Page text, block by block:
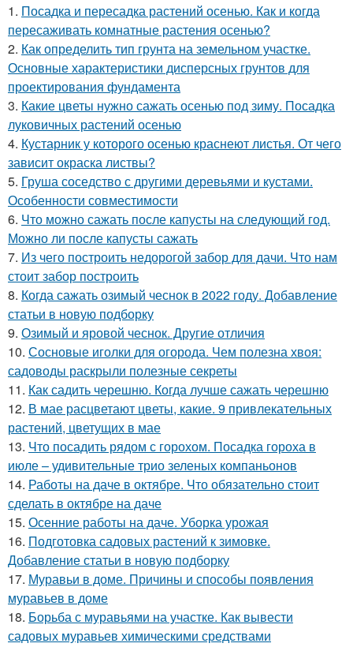
1. Посадка и пересадка растений осенью. Как и когда
пересаживать комнатные растения осенью?
2. Как определить тип грунта на земельном участке.
Основные характеристики дисперсных грунтов для
проектирования фундамента
3. Какие цветы нужно сажать осенью под зиму. Посадка
луковичных растений осенью
4. Кустарник у которого осенью краснеют листья. От чего
зависит окраска листвы?
5. Груша соседство с другими деревьями и кустами.
Особенности совместимости
6. Что можно сажать после капусты на следующий год.
Можно ли после капусты сажать
7. Из чего построить недорогой забор для дачи. Что нам
стоит забор построить
8. Когда сажать озимый чеснок в 2022 году. Добавление
статьи в новую подборку
9. Озимый и яровой чеснок. Другие отличия
10. Сосновые иголки для огорода. Чем полезна хвоя:
садоводы раскрыли полезные секреты
11. Как садить черешню. Когда лучше сажать черешню
12. В мае расцветают цветы, какие. 9 привлекательных
растений, цветущих в мае
13. Что посадить рядом с горохом. Посадка гороха в
июле – удивительные трио зеленых компаньонов
14. Работы на даче в октябре. Что обязательно стоит
сделать в октябре на даче
15. Осенние работы на даче. Уборка урожая
16. Подготовка садовых растений к зимовке.
Добавление статьи в новую подборку
17. Муравьи в доме. Причины и способы появления
муравьев в доме
18. Борьба с муравьями на участке. Как вывести
садовых муравьев химическими средствами